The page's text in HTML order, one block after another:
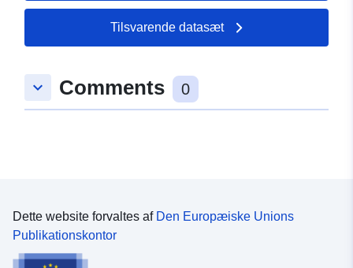
Tilsvarende datasæt
keyboard_arrow_down Comments 0
Dette website forvaltes af Den Europæiske Unions
Publikationskontor